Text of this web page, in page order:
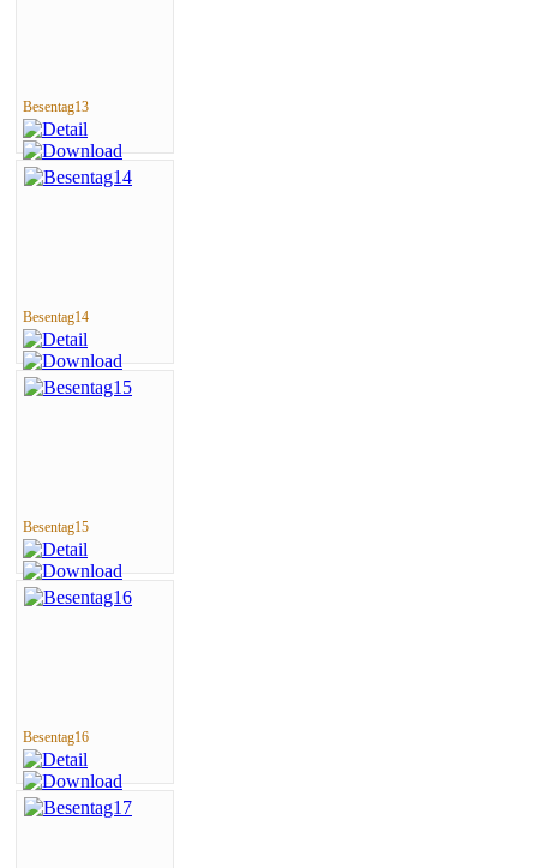
Besentag13
Besentag14
Besentag15
Besentag16